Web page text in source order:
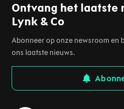
Ontvang het laatste
Lynk & Co
Abonneer op onze newsroom en
ons laatste nieuws.